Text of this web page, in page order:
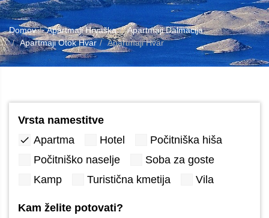
Domov Apartmaji Hrvaška
Apartmaji Dalmacija
Apartmaji Otok Hvar
Apartmaji Hvar
Vrsta namestitve
Apartma
Hotel
Počitniška hiša
Počitniško naselje
Soba za goste
Kamp
Turistična kmetija Vila
Kam želite potovati?